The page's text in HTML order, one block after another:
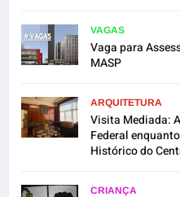
VAGAS
Vaga para
MASP
ARQUITETURA
Visita Mediada:
Federal
Histórico do
CRIANÇA